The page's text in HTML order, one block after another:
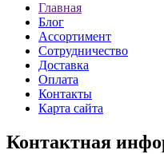
Главная
Блог
Ассортимент
Сотрудничество
Доставка
Оплата
Контакты
Карта сайта
Контактная